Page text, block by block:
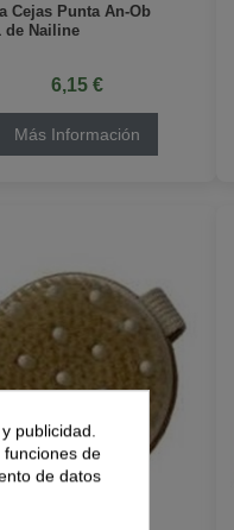
Cejas Punta An-Ob
de Nailine
6,15 €
Más Información
publicidad.
de
de datos